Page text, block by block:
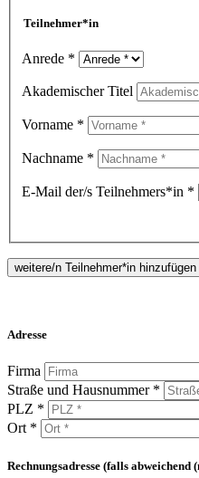
Teilnehmer*in
Anrede *
Akademischer Titel
Vorname *
Nachname *
E-Mail der/s Teilnehmers*in *
weitere/n Teilnehmer*in hinzufügen
Adresse
Firma
Straße und Hausnummer *
PLZ *
Ort *
Rechnungsadresse (falls